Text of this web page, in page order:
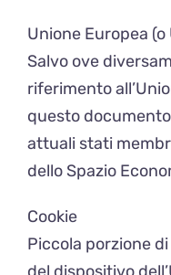
Unione Europea (o
Salvo ove
riferimento
questo
attuali stati
dello Spazio
Cookie
Piccola porzione